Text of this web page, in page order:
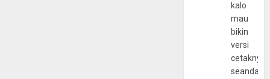
kalo
mau
bikin
versi
cetaknya